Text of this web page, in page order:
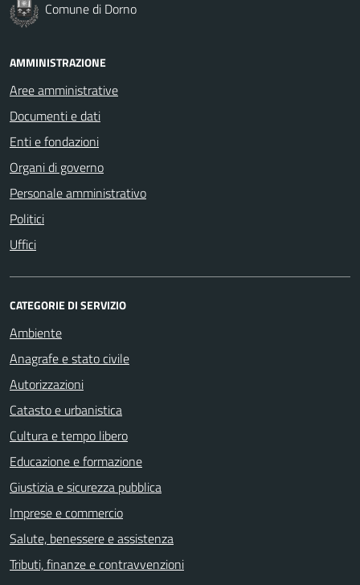
Comune di Dorno
AMMINISTRAZIONE
Aree amministrative
Documenti e dati
Enti e fondazioni
Organi di governo
Personale amministrativo
Politici
Uffici
CATEGORIE DI SERVIZIO
Ambiente
Anagrafe e stato civile
Autorizzazioni
Catasto e urbanistica
Cultura e tempo libero
Educazione e formazione
Giustizia e sicurezza pubblica
Imprese e commercio
Salute, benessere e assistenza
Tributi, finanze e contravvenzioni